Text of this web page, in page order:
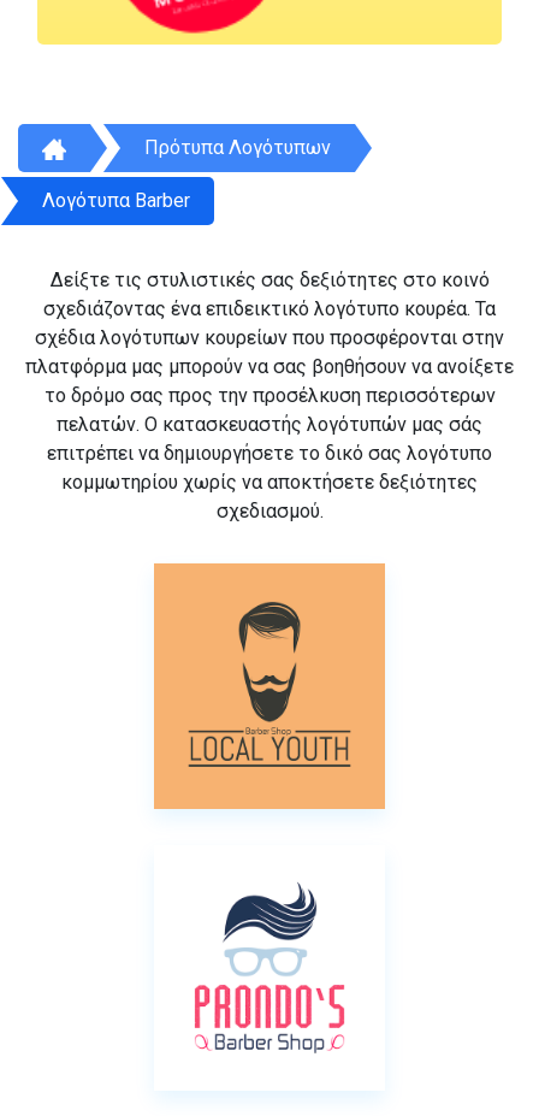
Πρότυπα Λογότυπων
Λογότυπα Barber
Δείξτε τις στυλιστικές σας δεξιότητες στο κοινό
σχεδιάζοντας ένα επιδεικτικό λογότυπο κουρέα. Τα
σχέδια λογότυπων κουρείων που προσφέρονται στην
πλατφόρμα μας μπορούν να σας βοηθήσουν να ανοίξετε
το δρόμο σας προς την προσέλκυση περισσότερων
πελατών. Ο κατασκευαστής λογότυπών μας σάς
επιτρέπει να δημιουργήσετε το δικό σας λογότυπο
κομμωτηρίου χωρίς να αποκτήσετε δεξιότητες
σχεδιασμού.